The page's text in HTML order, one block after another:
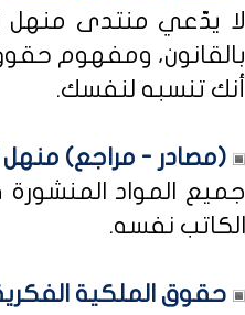
لا يدّعي منتدى منهل
بالقانون، ومفهوم
أنك تنسبه لنفسك.
(مصادر - مراجع) منهل
جميع المواد المنشورة
الكاتب نفسه.
حقوق الملكية